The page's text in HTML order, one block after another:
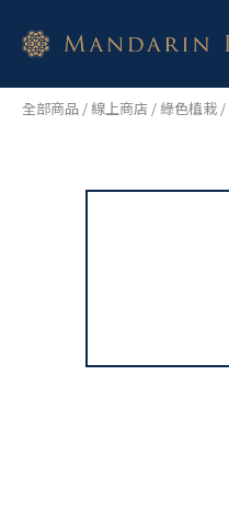
全部商品 / 線上商店 / 綠色植栽 /